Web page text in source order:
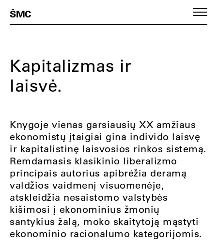
ŠMC
Kapitalizmas ir
laisvė.
Knygoje vienas garsiausių XX amžiaus
ekonomistų įtaigiai gina individo laisvę
ir kapitalistinę laisvosios rinkos sistemą.
Remdamasis klasikinio liberalizmo
principais autorius apibrėžia deramą
valdžios vaidmenį visuomenėje,
atskleidžia nesaistomo valstybės
kišimosi į ekonominius žmonių
santykius žalą, moko skaitytoją mąstyti
ekonominio racionalumo kategorijomis.